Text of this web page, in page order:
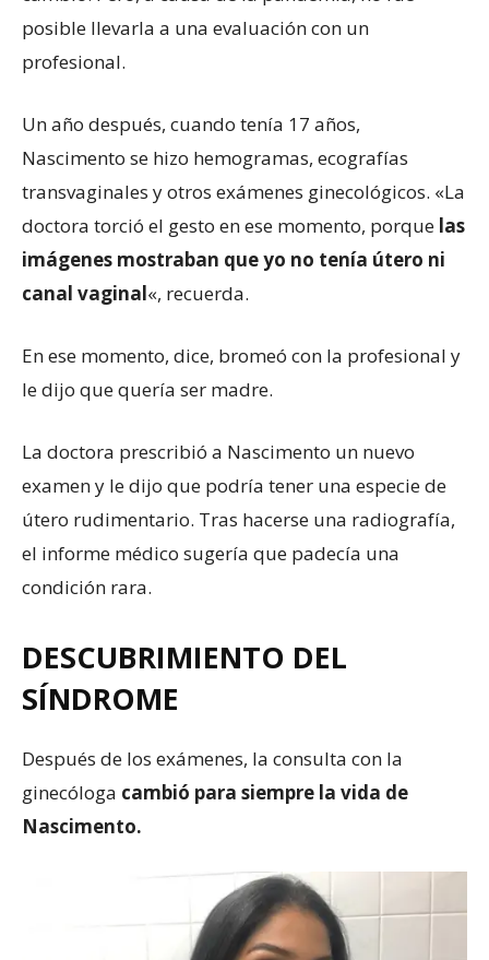
posible llevarla a una evaluación con un
profesional.
Un año después, cuando tenía 17 años,
Nascimento se hizo hemogramas, ecografías
transvaginales y otros exámenes ginecológicos. «La
doctora torció el gesto en ese momento, porque las
imágenes mostraban que yo no tenía útero ni
canal vaginal«, recuerda.
En ese momento, dice, bromeó con la profesional y
le dijo que quería ser madre.
La doctora prescribió a Nascimento un nuevo
examen y le dijo que podría tener una especie de
útero rudimentario. Tras hacerse una radiografía,
el informe médico sugería que padecía una
condición rara.
DESCUBRIMIENTO DEL
SÍNDROME
Después de los exámenes, la consulta con la
ginecóloga cambió para siempre la vida de
Nascimento.